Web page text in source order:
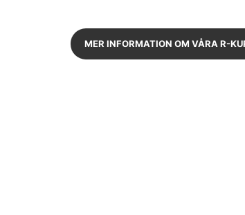
MER INFORMATION OM VÅRA R-